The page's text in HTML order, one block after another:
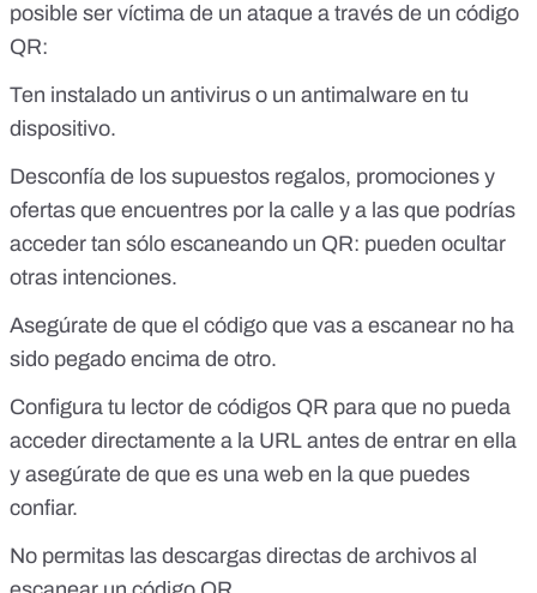
posible ser víctima de un ataque a través de un código
QR:
Ten instalado un antivirus o un antimalware en tu
dispositivo.
Desconfía de los supuestos regalos, promociones y
ofertas que encuentres por la calle y a las que podrías
acceder tan sólo escaneando un QR: pueden ocultar
otras intenciones.
Asegúrate de que el código que vas a escanear no ha
sido pegado encima de otro.
Configura tu lector de códigos QR para que no pueda
acceder directamente a la URL antes de entrar en ella
y asegúrate de que es una web en la que puedes
confiar.
No permitas las descargas directas de archivos al